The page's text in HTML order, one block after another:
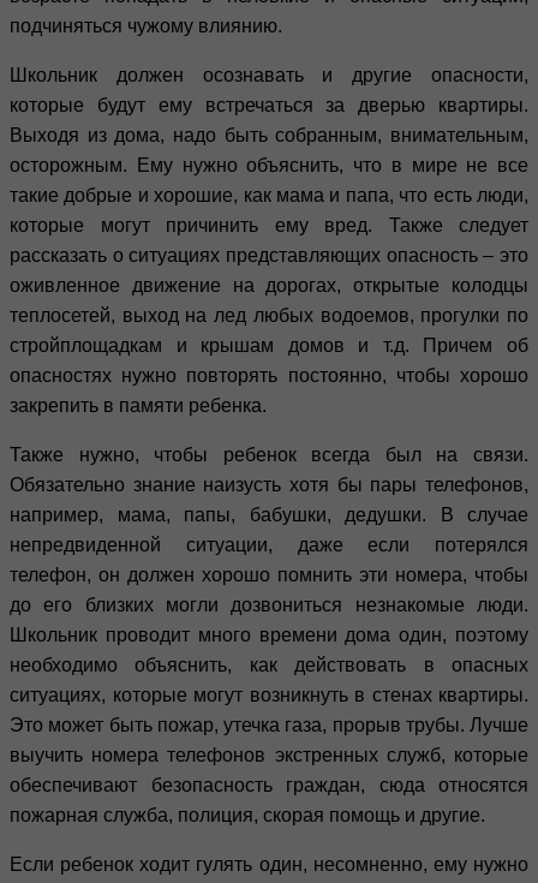
подчиняться чужому влиянию.
Школьник должен осознавать и другие опасности,
которые будут ему встречаться за дверью квартиры.
Выходя из дома, надо быть собранным, внимательным,
осторожным. Ему нужно объяснить, что в мире не все
такие добрые и хорошие, как мама и папа, что есть люди,
которые могут причинить ему вред. Также следует
рассказать о ситуациях представляющих опасность – это
оживленное движение на дорогах, открытые колодцы
теплосетей, выход на лед любых водоемов, прогулки по
стройплощадкам и крышам домов и т.д. Причем об
опасностях нужно повторять постоянно, чтобы хорошо
закрепить в памяти ребенка.
Также нужно, чтобы ребенок всегда был на связи.
Обязательно знание наизусть хотя бы пары телефонов,
например, мама, папы, бабушки, дедушки. В случае
непредвиденной ситуации, даже если потерялся
телефон, он должен хорошо помнить эти номера, чтобы
до его близких могли дозвониться незнакомые люди.
Школьник проводит много времени дома один, поэтому
необходимо объяснить, как действовать в опасных
ситуациях, которые могут возникнуть в стенах квартиры.
Это может быть пожар, утечка газа, прорыв трубы. Лучше
выучить номера телефонов экстренных служб, которые
обеспечивают безопасность граждан, сюда относятся
пожарная служба, полиция, скорая помощь и другие.
Если ребенок ходит гулять один, несомненно, ему нужно